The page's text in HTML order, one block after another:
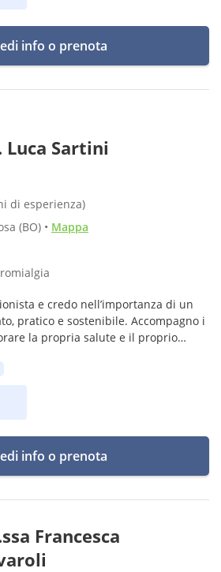
info o prenota
Luca Sartini
di esperienza)
(BO) • Mappa
e credo nell’importanza di un
pratico e sostenibile. Accompagno i
la propria salute e il proprio
info o prenota
Francesca